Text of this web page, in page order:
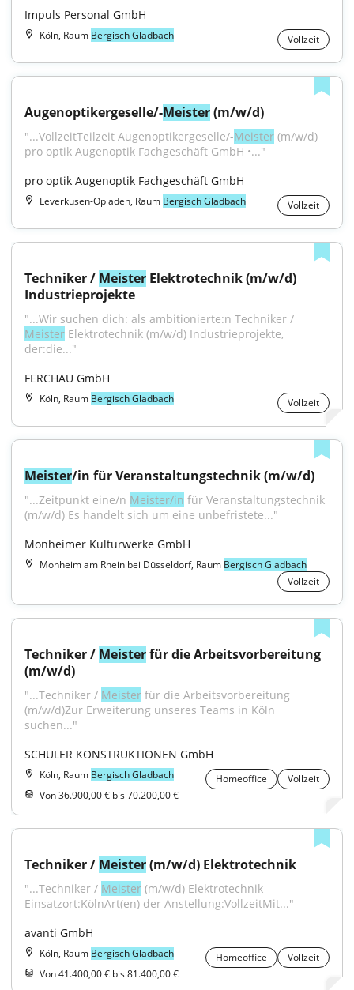
Impuls Personal GmbH
Köln, Raum Bergisch Gladbach Vollzeit
Augenoptikergeselle/-Meister (m/w/d)
"...VollzeitTeilzeit Augenoptikergeselle/-Meister (m/w/d)
pro optik Augenoptik Fachgeschäft GmbH •..."
pro optik Augenoptik Fachgeschäft GmbH
Leverkusen-Opladen, Raum Bergisch Gladbach Vollzeit
Techniker / Meister Elektrotechnik (m/w/d)
Industrieprojekte
Meister Elektrotechnik (m/w/d) Industrieprojekte,
der:die..."
FERCHAU GmbH
Köln, Raum Bergisch Gladbach Vollzeit
Meister/in für Veranstaltungstechnik (m/w/d)
"...Zeitpunkt eine/n Meister/in für Veranstaltungstechnik
(m/w/d) Es handelt sich um eine unbefristete..."
Monheimer Kulturwerke GmbH
Monheim am Rhein bei Düsseldorf, Raum Bergisch Gladbach
Vollzeit
Techniker / Meister für die Arbeitsvorbereitung
(m/w/d)
"...Techniker / Meister für die Arbeitsvorbereitung
(m/w/d)Zur Erweiterung unseres Teams in Köln
suchen..."
SCHULER KONSTRUKTIONEN GmbH
Köln, Raum Bergisch Gladbach Homeoffice
Vollzeit
Von 36.900,00 € bis 70.200,00 €
Techniker / Meister (m/w/d) Elektrotechnik
"...Techniker / Meister (m/w/d) Elektrotechnik
Einsatzort:KölnArt(en) der Anstellung:VollzeitMit..."
avanti GmbH
Köln, Raum Bergisch Gladbach Homeoffice
Vollzeit
Von 41.400,00 € bis 81.400,00 €